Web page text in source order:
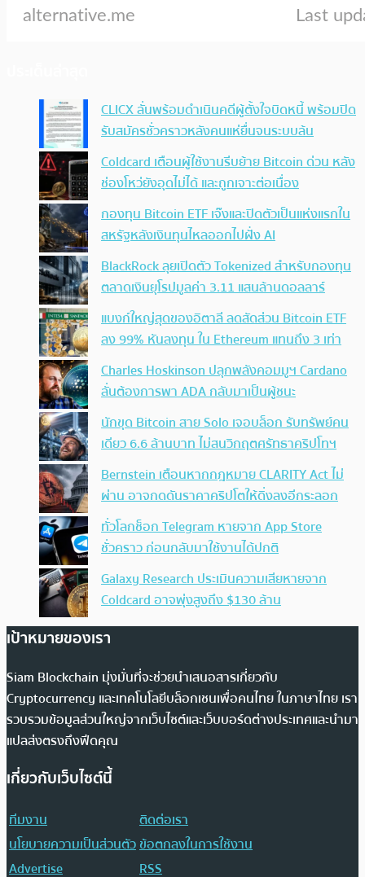
CLICX ลั่นพร้อมดำเนินคดีผู้ตั้งใจบิดหนี้ พร้อมปิด
รับสมัครชั่วคราวหลังคนแห่ยื่นจนระบบล้น
Coldcard เตือนผู้ใช้งานรีบย้าย Bitcoin ด่วน หลัง
ช่องโหว่ยังอุดไม่ได้ และถูกเจาะต่อเนื่อง
กองทุน Bitcoin ETF เจ๊งและปิดตัวเป็นแห่งแรกใน
สหรัฐหลังเงินทุนไหลออกไปฝั่ง AI
BlackRock ลุยเปิดตัว Tokenized สำหรับกองทุน
ตลาดเงินยุโรปมูลค่า 3.11 แสนล้านดอลลาร์
แบงก์ใหญ่สุดของอิตาลี ลดสัดส่วน Bitcoin ETF
ลง 99% หันลงทุน ใน Ethereum แทนถึง 3 เท่า
Charles Hoskinson ปลุกพลังคอมมูฯ Cardano
ลั่นต้องการพา ADA กลับมาเป็นผู้ชนะ
นักขุด Bitcoin สาย Solo เจอบล็อก รับทรัพย์คน
เดียว 6.6 ล้านบาท ไม่สนวิกฤตศรัทธาคริปโทฯ
Bernstein เตือนหากกฎหมาย CLARITY Act ไม่
ผ่าน อาจกดดันราคาคริปโตให้ดิ่งลงอีกระลอก
ทั่วโลกช็อก Telegram หายจาก App Store
ชั่วคราว ก่อนกลับมาใช้งานได้ปกติ
Galaxy Research ประเมินความเสียหายจาก
Coldcard อาจพุ่งสูงถึง $130 ล้าน
เป้าหมายของเรา
Siam Blockchain มุ่งมั่นที่จะช่วยนำเสนอสารเกี่ยวกับ
Cryptocurrency และเทคโนโลยีบล็อกเชนเพื่อคนไทย ในภาษาไทย เรา
รวบรวมข้อมูลส่วนใหญ่จากเว็บไซต์และเว็บบอร์ดต่างประเทศและนำมา
แปลส่งตรงถึงฟีดคุณ
เกี่ยวกับเว็บไซต์นี้
ทีมงาน
ติดต่อเรา
นโยบายความเป็นส่วนตัวข้อตกลงในการใช้งาน
Advertise
RSS